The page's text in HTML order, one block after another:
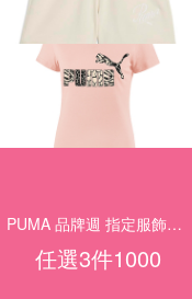
PUMA 品牌週 指定服飾任3件1000
任選3件1000